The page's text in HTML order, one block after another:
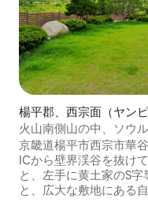
楊平郡、西宗面（ヤン
ンぐん、ソジョンミョ
のペンション
火山南側山の中、ソウ
35km、約3300坪内の
黄土家
京畿道楊平市西宗市華
ICから壁界渓谷を抜け
と、左手に黄土家のS字
と、広大な敷地にある